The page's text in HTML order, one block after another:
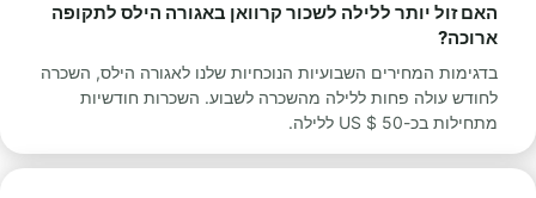
האם זול יותר ללילה לשכור קרוואן באגורה הילס לתקופה
ארוכה?
בדגימות המחירים השבועיות הנוכחיות שלנו לאגורה הילס, השכרה
לחודש עולה פחות ללילה מהשכרה לשבוע. השכרות חודשיות
מתחילות בכ-50 $ US ללילה.